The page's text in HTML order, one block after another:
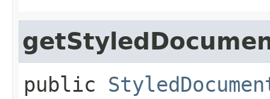
public